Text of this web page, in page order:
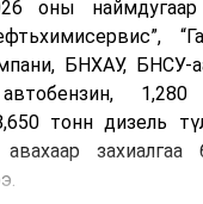
оны
БНХАУ, БНСУ-
тонн дизель
захиалгаа